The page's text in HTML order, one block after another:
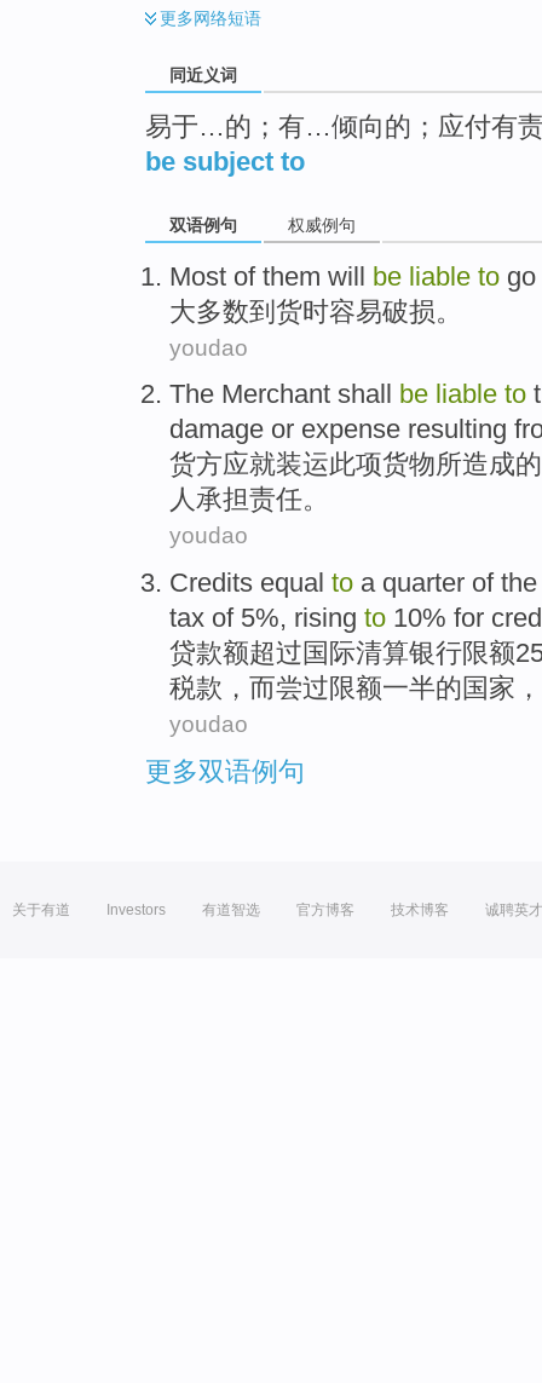
更多网络短语
同近义词
易于…的；有…倾向的；应付有
be subject to
双语例句 权威例句
Most of them will be liable to
大多数到货时容易破损。
youdao
The Merchant shall be liable to
damage or expense resulting
货方应就装运此项货物所造成的
人承担责任。
youdao
Credits equal to a quarter of the
tax of 5%, rising to 10% for
贷款额超过国际清算银行限额
税款 ，而尝过限额一半的 国家
youdao
更多双语例句
关于有道 Investors 有道智选 官方博客 技术博客 诚聘英才